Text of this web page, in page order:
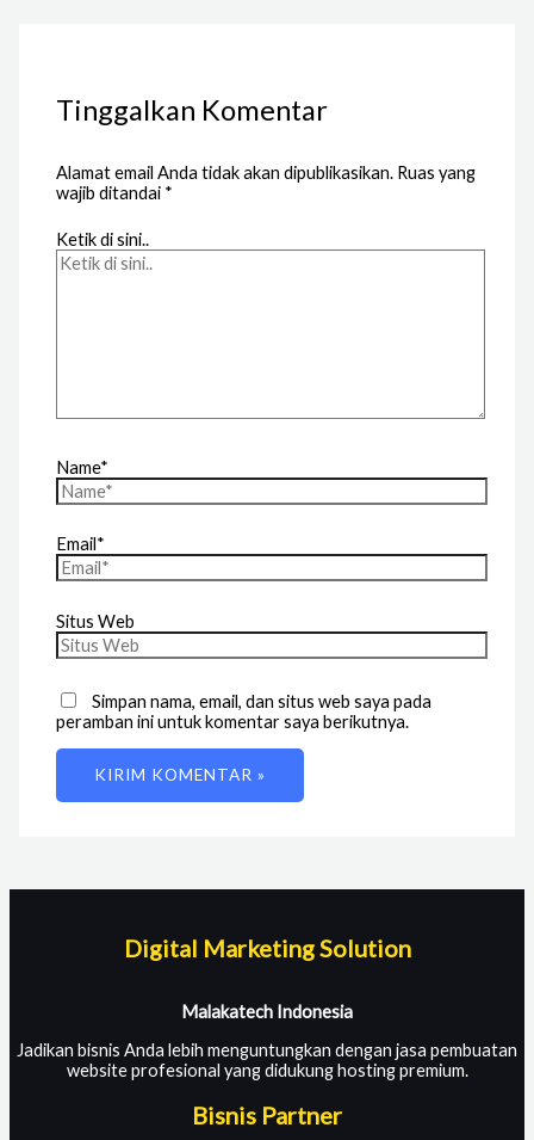
Tinggalkan Komentar
Alamat email Anda tidak akan dipublikasikan. Ruas yang
wajib ditandai *
Ketik di sini..
Name*
Email*
Situs Web
Simpan nama, email, dan situs web saya pada
peramban ini untuk komentar saya berikutnya.
Digital Marketing Solution
Malakatech Indonesia
Jadikan bisnis Anda lebih menguntungkan dengan jasa pembuatan
website profesional yang didukung hosting premium.
Bisnis Partner